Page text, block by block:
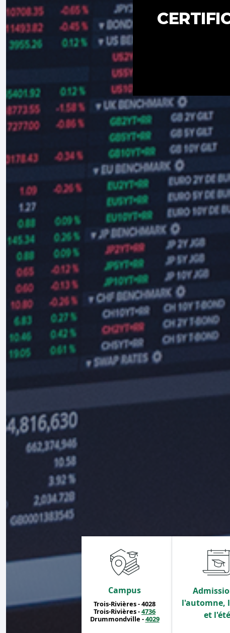
Campus
Trois-Rivières - 4028
Trois-Rivières -4736
Drummondville -4029
l'automne,
et l'été